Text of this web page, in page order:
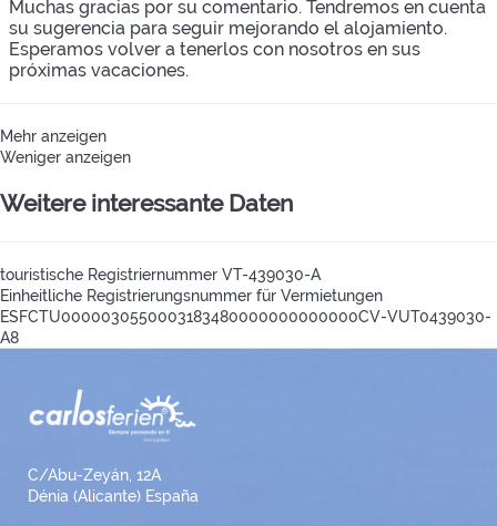
Muchas gracias por su comentario. Tendremos en cuenta
su sugerencia para seguir mejorando el alojamiento.
Esperamos volver a tenerlos con nosotros en sus
próximas vacaciones.
Mehr anzeigen
Weniger anzeigen
Weitere interessante Daten
touristische Registriernummer VT-439030-A
Einheitliche Registrierungsnummer für Vermietungen
ESFCTU0000030550003183480000000000000CV-VUT0439030-
A8
C/Abu-Zeyán, 12A
Dénia (Alicante) España